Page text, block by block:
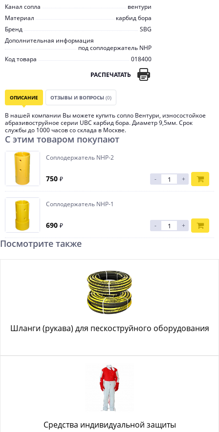
Канал сопла
вентури
Материал
карбид бора
Бренд
SBG
Дополнительная информация
под соплодержатель NHP
Код товара
018400
РАСПЕЧАТАТЬ
ОПИСАНИЕ ОТЗЫВЫ И ВОПРОСЫ (0)
В нашей компании Вы можете купить сопло Вентури, износостойкое
абразивоструйное серии UBC карбид бора. Диаметр 9,5мм. Срок
службы до 1000 часов со склада в Москве.
С этим товаром покупают
Соплодержатель NHP-2
750 ₽ - +
Соплодержатель NHP-1
690 ₽ - +
Посмотрите также
Шланги (рукава) для пескоструйного оборудования
Средства индивидуальной защиты